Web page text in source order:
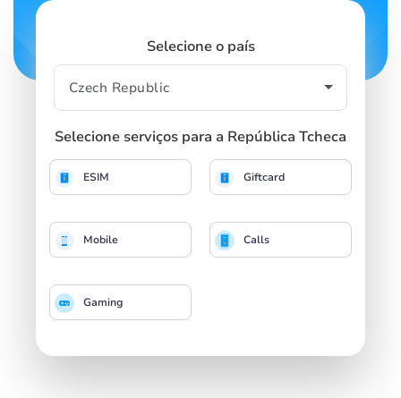
Selecione o país
Selecione serviços para a República Tcheca
ESIM Giftcard
Mobile Calls
Gaming